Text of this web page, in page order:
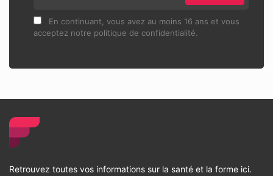
En continuant, vous avez au moins 16 ans et vous
acceptez notre politique de confidentialité.
Retrouvez toutes vos informations sur la santé et la forme ici.